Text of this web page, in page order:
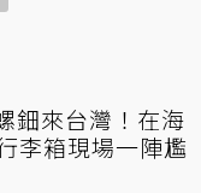
鈿來台灣！在海
李箱現場一陣尷